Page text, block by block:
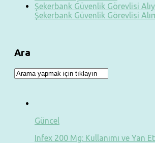
Şekerbank Güvenlik Görevlisi
Şekerbank Güvenlik Görevlisi
Ara
Güncel
Infex 200 Mg: Kullanımı ve Yan